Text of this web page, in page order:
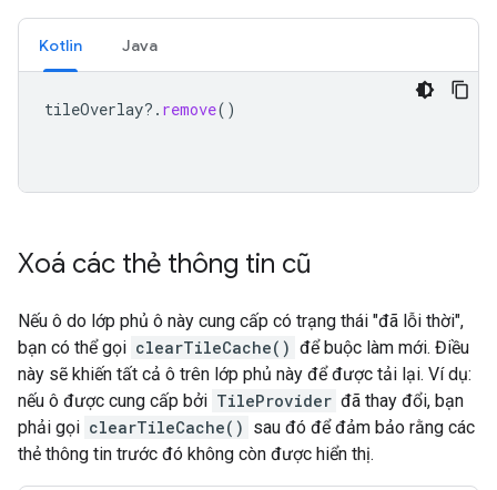
Kotlin Java
tileOverlay?. remove()
Xoá các thẻ thông tin cũ
Nếu ô do lớp phủ ô này cung cấp có trạng thái "đã lỗi thời",
bạn có thể gọi clearTileCache() để buộc làm mới. Điều
này sẽ khiến tất cả ô trên lớp phủ này để được tải lại. Ví dụ:
nếu ô được cung cấp bởi TileProvider đã thay đổi, bạn
phải gọi clearTileCache() sau đó để đảm bảo rằng các
thẻ thông tin trước đó không còn được hiển thị.